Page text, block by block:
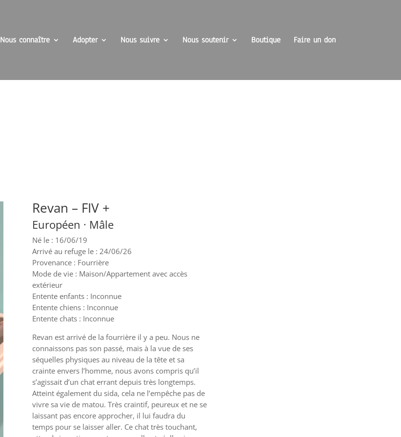
Nous connaître Adopter Nous suivre Nous soutenir Boutique Faire un don
Revan – FIV +
Européen · Mâle
Né le : 16/06/19
Arrivé au refuge le : 24/06/26
Provenance : Fourrière
Mode de vie : Maison/Appartement avec accès
extérieur
Entente enfants : Inconnue
Entente chiens : Inconnue
Entente chats : Inconnue
Revan est arrivé de la fourrière il y a peu. Nous ne
connaissons pas son passé, mais à la vue de ses
séquelles physiques au niveau de la tête et sa
crainte envers l’homme, nous avons compris qu’il
s’agissait d’un chat errant depuis très longtemps.
Atteint également du sida, cela ne l’empêche pas de
vivre sa vie de matou. Très craintif, peureux et ne se
laissant pas encore approcher, il lui faudra du
temps pour se laisser aller. Ce chat très touchant,